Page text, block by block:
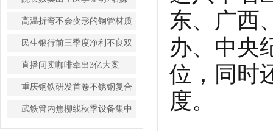
高温折弯不会变形的钢管材质
民生银行前三季度净利不良双
直播间卖咖啡牵出3亿大案
重庆钢铁研发首卷不锈钢复合
武铁管内焦柳线秋季设备集中
东、广西
办、中央
位，同时
度。